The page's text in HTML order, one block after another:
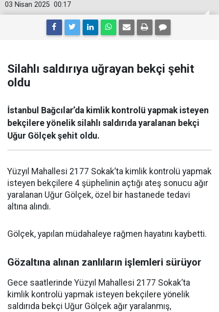
00:17
03 Nisan 2025
Silahlı saldırıya uğrayan bekçi şehit
oldu
İstanbul Bağcılar’da kimlik kontrolü yapmak isteyen
bekçilere yönelik silahlı saldırıda yaralanan bekçi
Uğur Gölçek şehit oldu.
Yüzyıl Mahallesi 2177 Sokak’ta kimlik kontrolü yapmak
isteyen bekçilere 4 şüphelinin açtığı ateş sonucu ağır
yaralanan Uğur Gölçek, özel bir hastanede tedavi
altına alındı.
Gölçek, yapılan müdahaleye rağmen hayatını kaybetti.
Gözaltına alınan zanlıların işlemleri sürüyor
Gece saatlerinde Yüzyıl Mahallesi 2177 Sokak’ta
kimlik kontrolü yapmak isteyen bekçilere yönelik
saldırıda bekçi Uğur Gölçek ağır yaralanmış,